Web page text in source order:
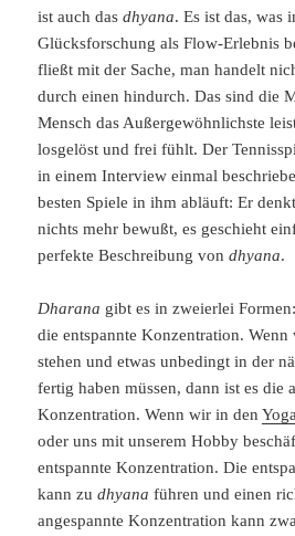
ist auch dasdhyana. Es ist das, was
Glücksforschung als Flow-Erlebnis
fließt mit der Sache, man handelt
durch einen hindurch. Das sind die
Mensch das Außergewöhnlichste
losgelöst und frei fühlt. Der
in einem Interview einmal
besten Spiele in ihm abläuft: Er
nichts mehr bewußt, es geschieht
perfekte Beschreibung vondhyana.
Dharana gibt es in zweierlei
die entspannte Konzentration.
stehen und etwas unbedingt in der
fertig haben müssen, dann ist es die
Konzentration. Wenn wir in den
oder uns mit unserem Hobby
entspannte Konzentration. Die
kann zudhyana führen und einen
angespannte Konzentration kann